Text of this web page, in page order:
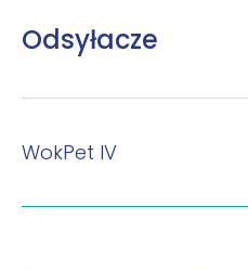
Odsyłacze
WokPet IV